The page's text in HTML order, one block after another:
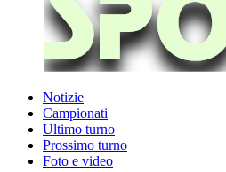
Notizie
Campionati
Ultimo turno
Prossimo turno
Foto e video